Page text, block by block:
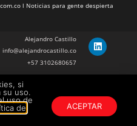
l Noticias para gente despierta
Alejandro Castillo
info@alejandrocastillo.co
+57 3102680657
Julian Barragan Verano
julbarg@gmail.com
+57 312 308 9218
si
su uso.
uso de
de
ACEPTAR